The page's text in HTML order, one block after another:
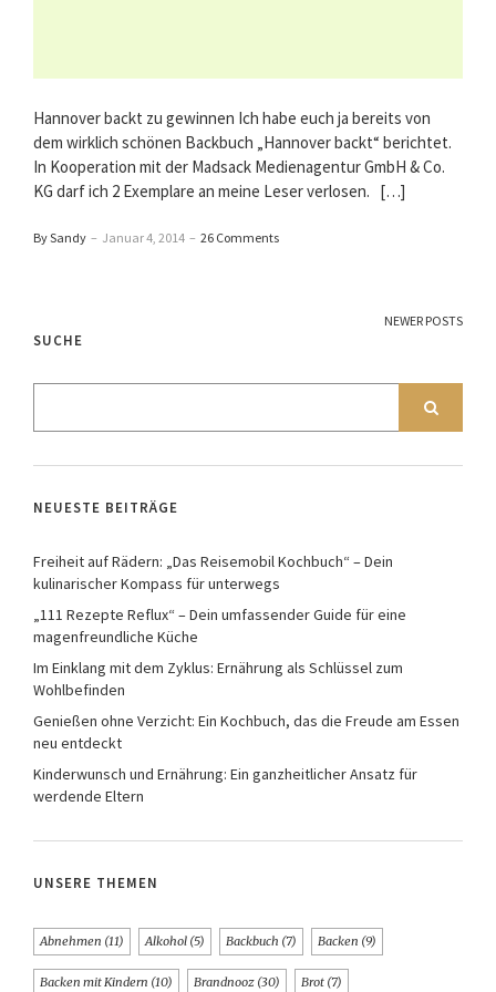
Hannover backt zu gewinnen Ich habe euch ja bereits von
dem wirklich schönen Backbuch „Hannover backt“ berichtet.
In Kooperation mit der Madsack Medienagentur GmbH & Co.
KG darf ich 2 Exemplare an meine Leser verlosen. […]
By Sandy – Januar 4, 2014 – 26 Comments
NEWER POSTS
SUCHE
NEUESTE BEITRÄGE
Freiheit auf Rädern: „Das Reisemobil Kochbuch“ – Dein
kulinarischer Kompass für unterwegs
„111 Rezepte Reflux“ – Dein umfassender Guide für eine
magenfreundliche Küche
Im Einklang mit dem Zyklus: Ernährung als Schlüssel zum
Wohlbefinden
Genießen ohne Verzicht: Ein Kochbuch, das die Freude am Essen
neu entdeckt
Kinderwunsch und Ernährung: Ein ganzheitlicher Ansatz für
werdende Eltern
UNSERE THEMEN
Abnehmen (11) Alkohol (5) Backbuch (7) Backen (9)
Backen mit Kindern (10) Brandnooz (30) Brot (7)